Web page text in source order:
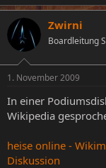
Zwirni
Boardleitung
1. November 2009
In einer
Wikipedia
heise online -
Diskussion